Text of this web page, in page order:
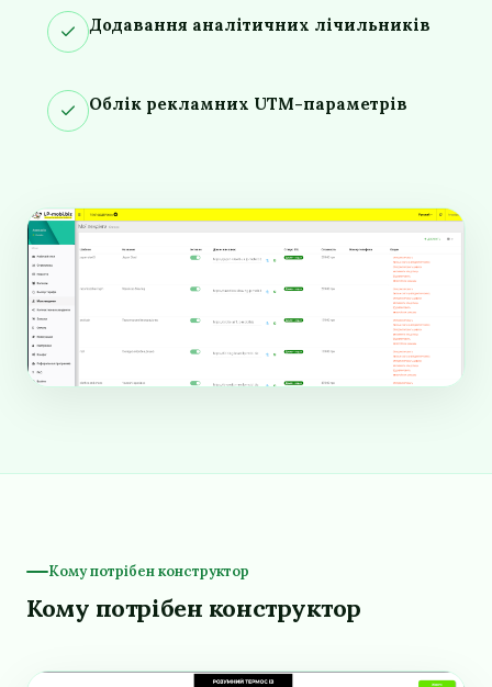
Додавання аналітичних лічильників
Облік рекламних UTM-параметрів
Кому потрібен конструктор
Кому потрібен конструктор